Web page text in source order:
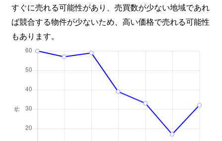
すぐに売れる可能性があり、売買数が少ない地域であれ
ば競合する物件が少ないため、高い価格で売れる可能性
もあります。